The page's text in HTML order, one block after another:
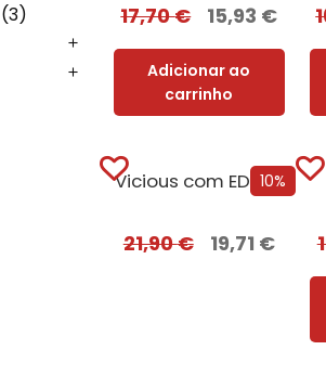
(3)
17,70€ 15,93 €
Adicionar ao
carrinho
10%
Vicious com EDGES
21,90€ 19,71 €